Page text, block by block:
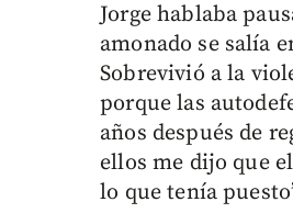
Jorge hablaba
amonado se salía
Sobrevivió a la
porque las
años después de
ellos me dijo que
lo que tenía